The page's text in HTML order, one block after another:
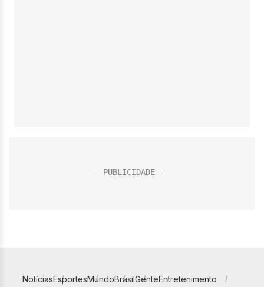
NotíciasEsportesMundoBrasilGenteEntretenimento